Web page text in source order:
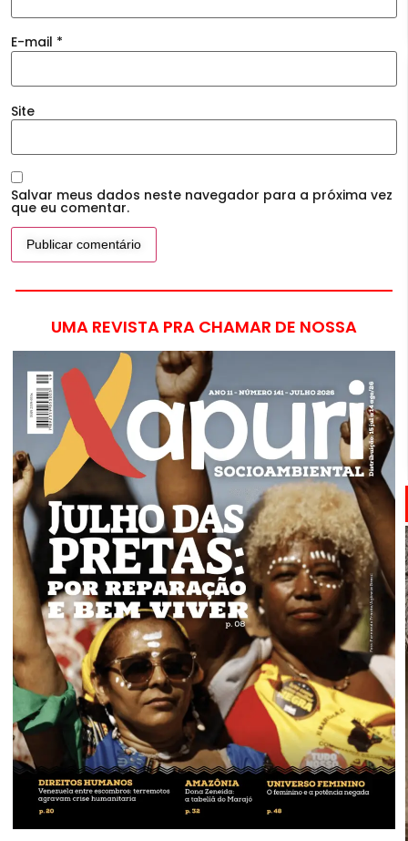
E-mail *
Site
Salvar meus dados neste navegador para a próxima vez
que eu comentar.
UMA REVISTA PRA CHAMAR DE NOSSA